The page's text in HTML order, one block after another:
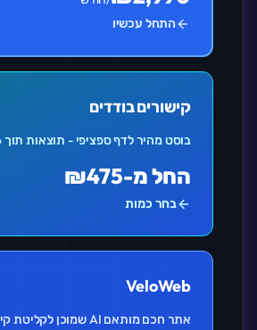
התחל עכשיו
קישורים בודדים
בוסט מהיר לדף ספציפי - תוצאות תוך 3-6 שבועות
החל מ-₪475
בחר כמות
VeloWeb
אתר חכם מותאם AI שמוכן לקליטת קישורים